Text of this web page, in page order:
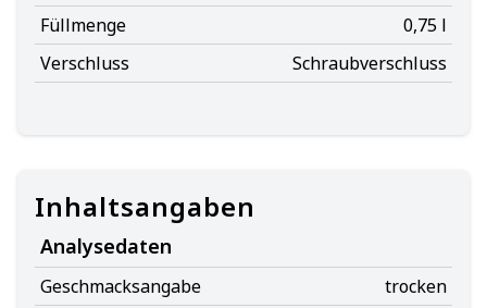
Füllmenge
0,75 l
Verschluss
Schraubverschluss
Inhaltsangaben
Analysedaten
Geschmacksangabe trocken